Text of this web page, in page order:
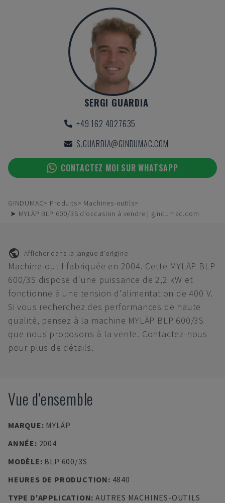
SERGI GUARDIA
+49 162 4027635
S.GUARDIA@GINDUMAC.COM
CONTACTEZ MOI SUR WHATSAPP
GINDUMAC Produits
Machines-outils
➤ MYLÄP BLP 600/3S d'occasion à vendre | gindumac.com
Afficher dans la langue d'origine
Machine-outil fabriquée en 2004. Cette MYLÄP BLP
600/3S dispose d'une puissance de 2,2 kW et
fonctionne à une tension d'alimentation de 400 V.
Si vous recherchez des performances de haute
qualité, pensez à la machine MYLÄP BLP 600/3S
que nous proposons à la vente. Contactez-nous
pour plus de détails.
Vue d'ensemble
MARQUE: MYLÄP
ANNÉE: 2004
MODÈLE: BLP 600/3S
HEURES DE PRODUCTION: 4840
TYPE D'APPLICATION: AUTRES MACHINES-OUTILS